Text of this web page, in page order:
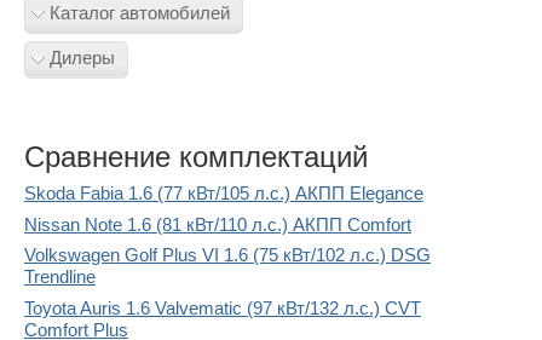
Каталог автомобилей
Дилеры
Сравнение комплектаций
Skoda Fabia 1.6 (77 кВт/105 л.с.) АКПП Elegance
Nissan Note 1.6 (81 кВт/110 л.с.) АКПП Comfort
Volkswagen Golf Plus VI 1.6 (75 кВт/102 л.с.) DSG
Trendline
Toyota Auris 1.6 Valvematic (97 кВт/132 л.с.) CVT
Comfort Plus